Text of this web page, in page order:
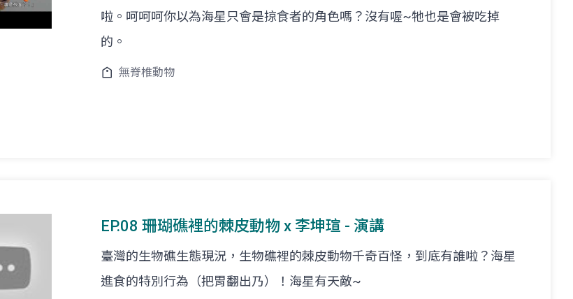
啦。呵呵呵你以為海星只會是掠食者的角色嗎？沒有喔~牠也是會被吃掉
的。
無脊椎動物
EP.08 珊瑚礁裡的棘皮動物 x 李坤瑄 - 演講
臺灣的生物礁生態現況，生物礁裡的棘皮動物千奇百怪，到底有誰啦？海星
進食的特別行為（把胃翻出乃）！海星有天敵~